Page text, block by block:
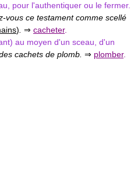
pour l'authentiquer ou le fermer.
vous ce testament comme scellé
) ⇒ cacheter.
au moyen d'un sceau, d'un
cachets de plomb. ⇒ plomber.